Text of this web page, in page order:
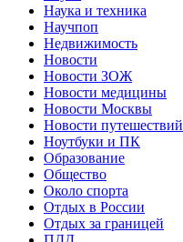
Наука и техника
Научпоп
Недвижимость
Новости
Новости ЗОЖ
Новости медицины
Новости Москвы
Новости путешествий
Ноутбуки и ПК
Образование
Общество
Около спорта
Отдых в России
Отдых за границей